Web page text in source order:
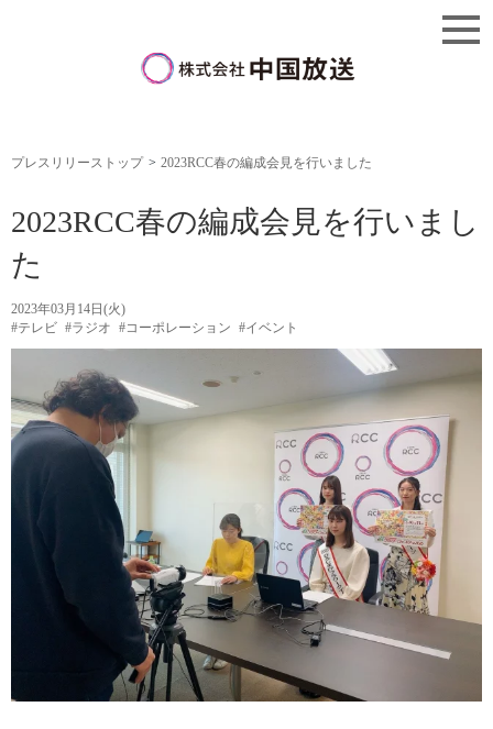
プレスリリーストップ 2023RCC春の編成会見を行いました
2023RCC春の編成会見を行いまし
た
2023年03月14日(火)
#テレビ #ラジオ #コーポレーション #イベント